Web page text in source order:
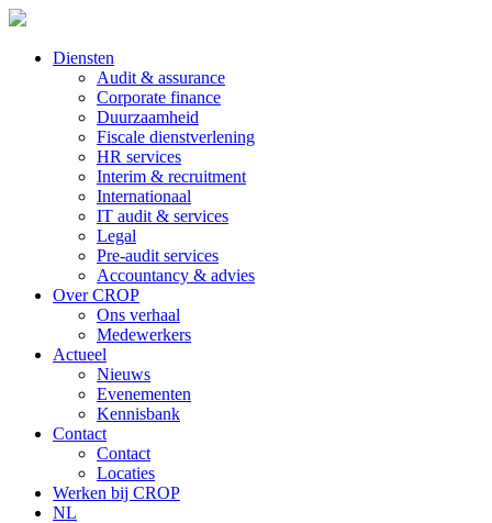
Diensten
Audit & assurance
Corporate finance
Duurzaamheid
Fiscale dienstverlening
HR services
Interim & recruitment
Internationaal
IT audit & services
Legal
Pre-audit services
Accountancy & advies
Over CROP
Ons verhaal
Medewerkers
Actueel
Nieuws
Evenementen
Kennisbank
Contact
Contact
Locaties
Werken bij CROP
NL